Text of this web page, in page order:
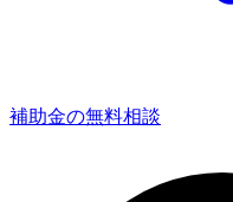
補助金の無料相談